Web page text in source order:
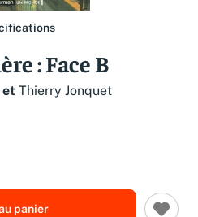
: Face B
et Thierry Jonquet
panier